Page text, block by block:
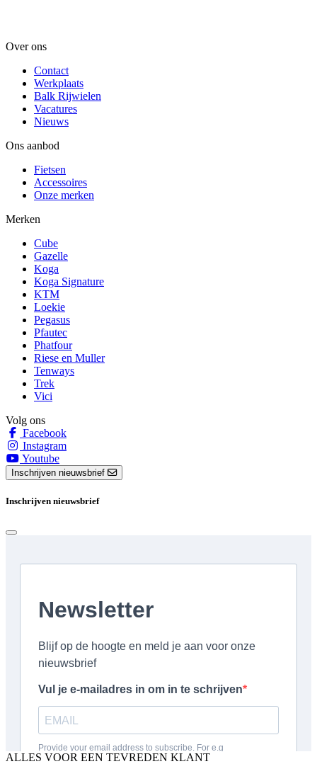
Over ons
Contact
Werkplaats
Balk Rijwielen
Vacatures
Nieuws
Ons aanbod
Fietsen
Accessoires
Onze merken
Merken
Cube
Gazelle
Koga
Koga Signature
KTM
Loekie
Pegasus
Pfautec
Phatfour
Riese en Muller
Tenways
Trek
Vici
Volg ons
Facebook
Instagram
Youtube
Inschrijven nieuwsbrief
Inschrijven nieuwsbrief
ALLES VOOR EEN TEVREDEN KLANT